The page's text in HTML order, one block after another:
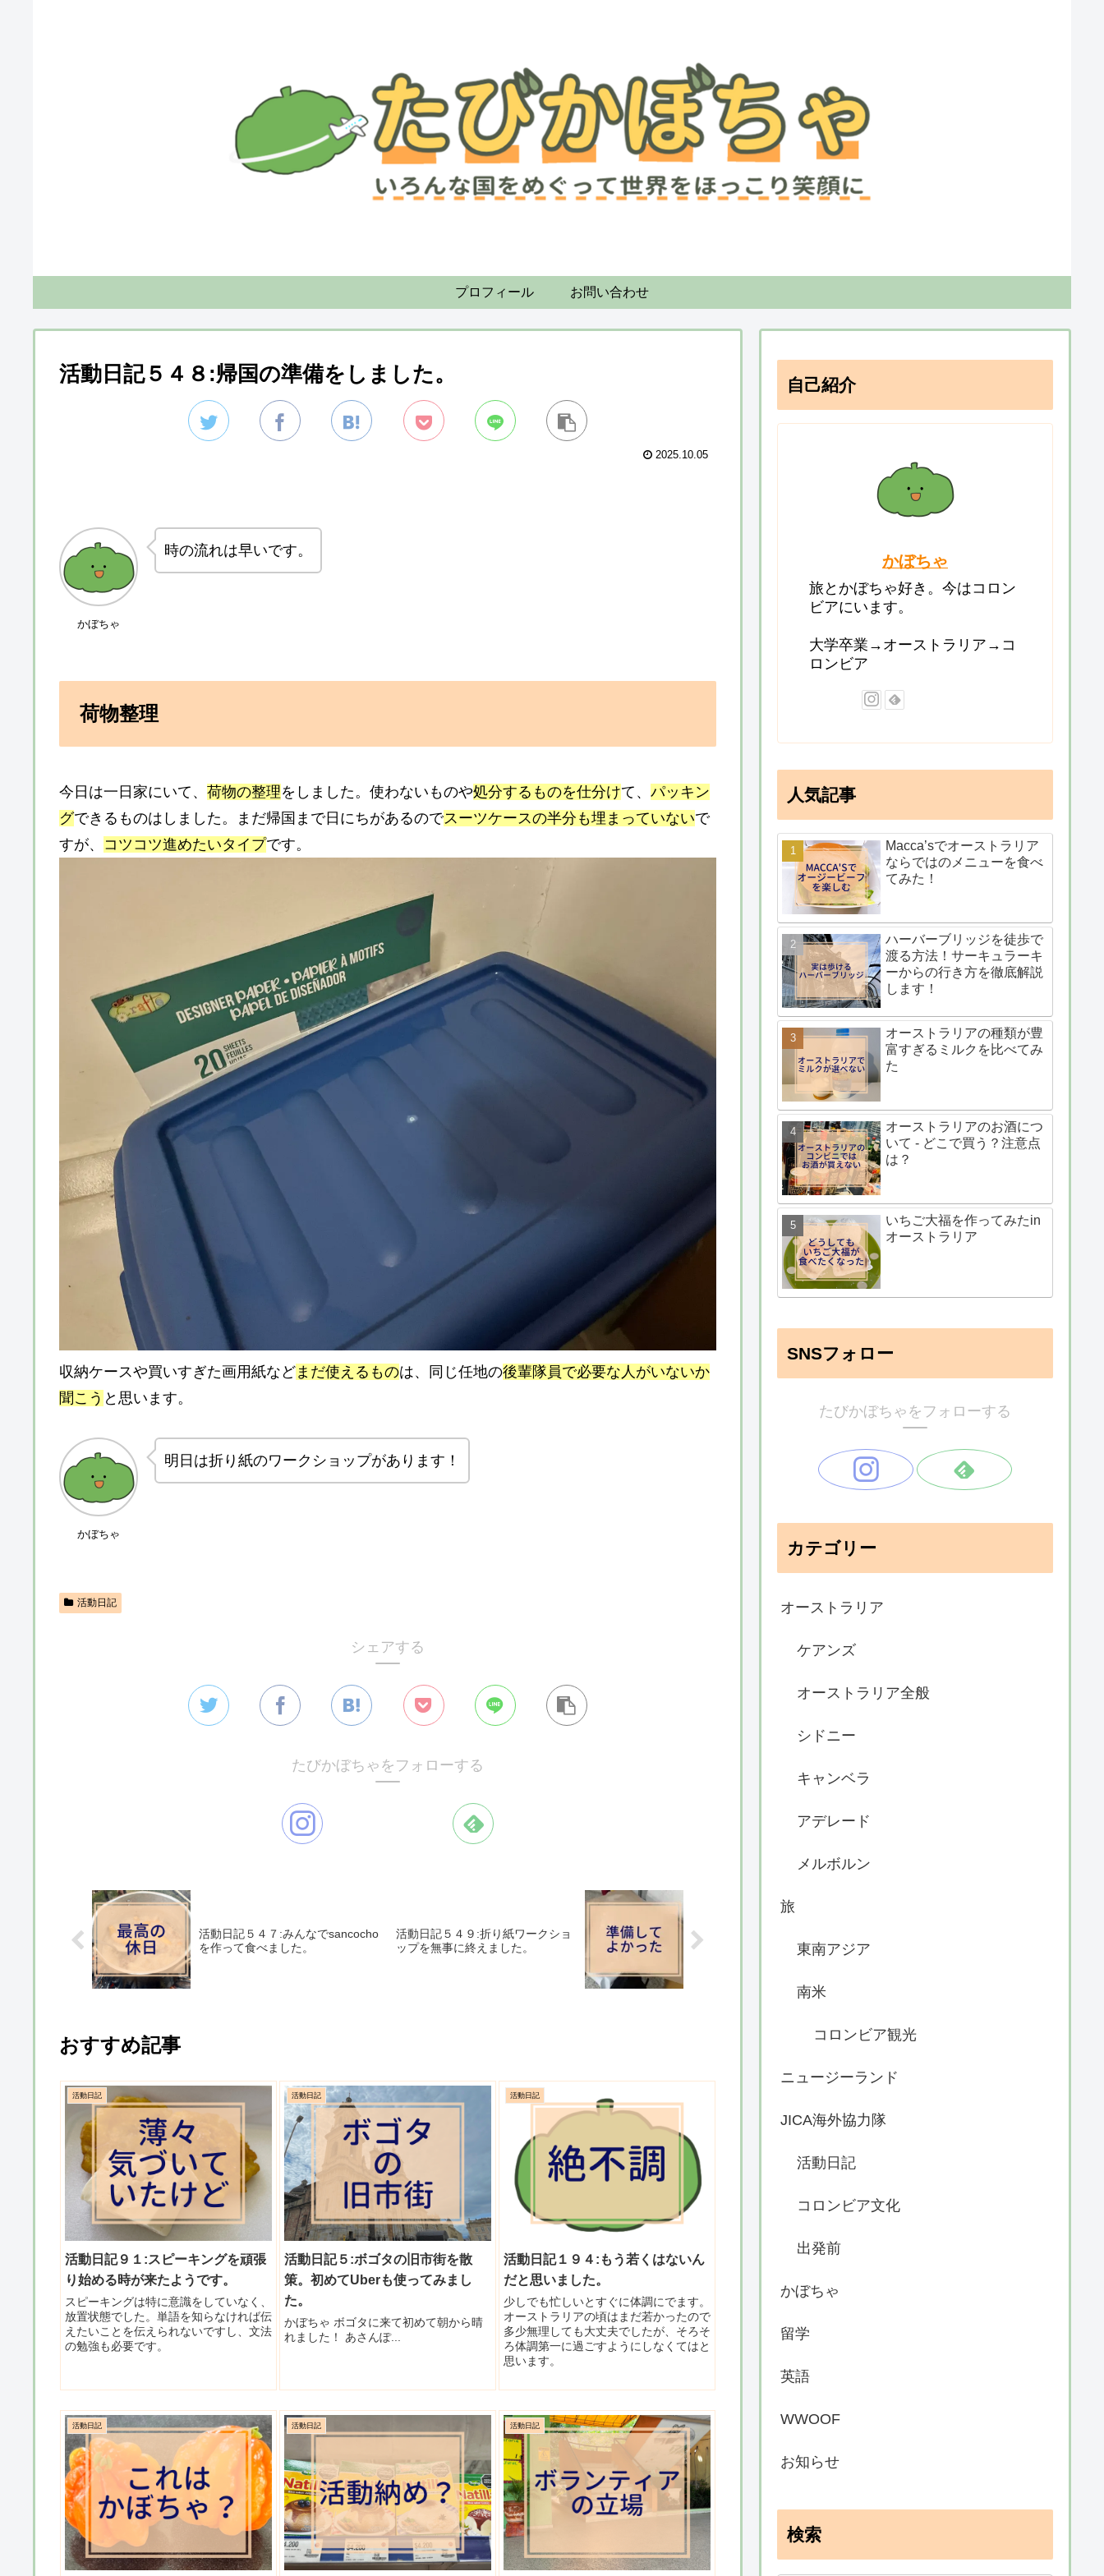
プロフィール お問い合わせ
活動日記５４８:帰国の準備をしました。
2025.10.05
かぼちゃ
時の流れは早いです。
荷物整理
今日は一日家にいて、 荷物の整理をしました。使わないものや処分するものを仕分けて、 パッキン
グできるものはしました。まだ帰国まで日にちがあるのでスーツケースの半分も埋まっていないで
すが、 コツコツ進めたいタイプです。
収納ケースや買いすぎた画用紙など まだ使えるものは、同じ任地の後輩隊員で必要な人がいないか
聞こう と思います。
かぼちゃ
明日は折り紙のワークショップがあります！
活動日記
シェアする
たびかぼちゃをフォローする
活動日記５４７:みんなでsancocho
を作って食べました。
活動日記５４９:折り紙ワークショ
ップを無事に終えました。
おすすめ記事
活動日記
活動日記９１:スピーキングを頑張
り始める時が来たようです。
スピーキングは特に意識をしていなく、
放置状態でした。単語を知らなければ伝
えたいことを伝えられないですし、文法
の勉強も必要です。
活動日記
活動日記５:ボゴタの旧市街を散
策。初めてUberも使ってみまし
た。
かぼちゃ ボゴタに来て初めて朝から晴
れました！ あさんぽ...
活動日記
活動日記１９４:もう若くはないん
だと思いました。
少しでも忙しいとすぐに体調にでます。
オーストラリアの頃はまだ若かったので
多少無理しても大丈夫でしたが、そろそ
ろ体調第一に過ごすようにしなくてはと
思います。
活動日記 活動日記 活動日記
自己紹介
かぼちゃ
旅とかぼちゃ好き。今はコロン
ビアにいます。
大学卒業→オーストラリア→コ
ロンビア
人気記事
Macca’sでオーストラリア
ならではのメニューを食べ
てみた！
ハーバーブリッジを徒歩で
渡る方法！サーキュラーキ
ーからの行き方を徹底解説
します！
オーストラリアの種類が豊
富すぎるミルクを比べてみ
た
オーストラリアのお酒につ
いて - どこで買う？注意点
は？
いちご大福を作ってみたin
オーストラリア
SNSフォロー
たびかぼちゃをフォローする
カテゴリー
オーストラリア
ケアンズ
オーストラリア全般
シドニー
キャンベラ
アデレード
メルボルン
旅
東南アジア
南米
コロンビア観光
ニュージーランド
JICA海外協力隊
活動日記
コロンビア文化
出発前
かぼちゃ
留学
英語
WWOOF
お知らせ
検索